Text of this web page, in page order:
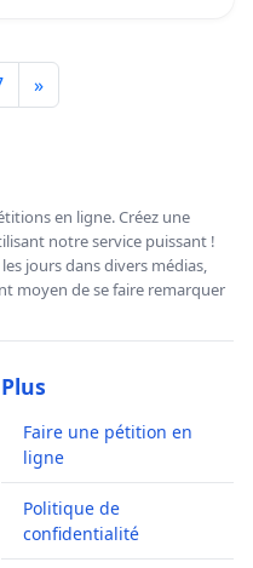
»
en ligne. Créez une
notre service puissant !
jours dans divers médias,
moyen de se faire remarquer
Plus
Faire une pétition en
ligne
Politique de
confidentialité